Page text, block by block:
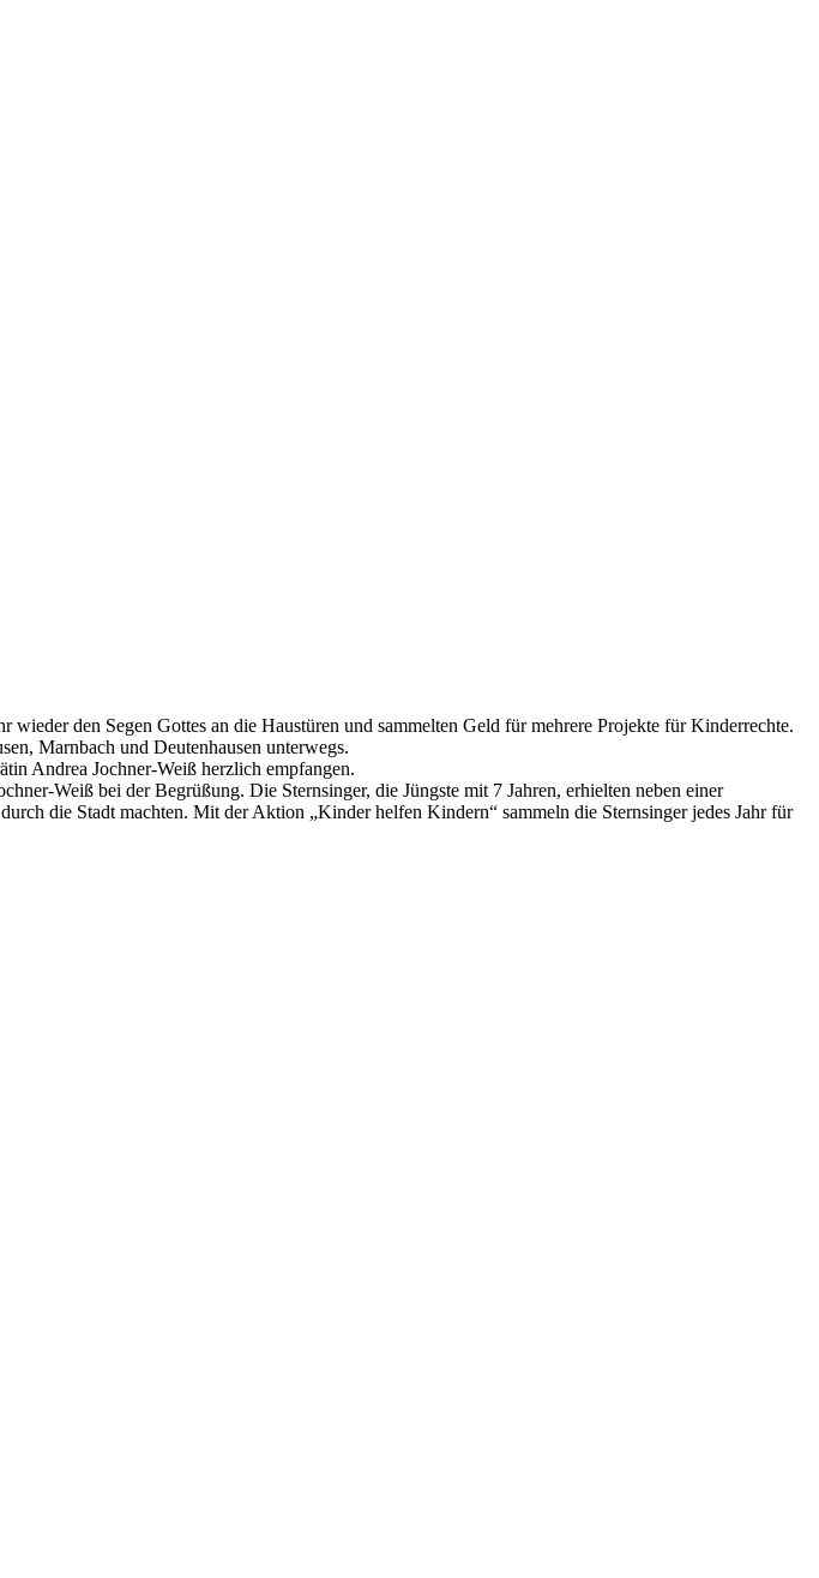
den Segen Gottes an die Haustüren und sammelten Geld für mehrere Projekte für Kinderrechte.
Marnbach und Deutenhausen unterwegs.
Andrea Jochner-Weiß herzlich empfangen.
Weiß bei der Begrüßung. Die Sternsinger, die Jüngste mit 7 Jahren, erhielten neben einer
die Stadt machten. Mit der Aktion „Kinder helfen Kindern“ sammeln die Sternsinger jedes Jahr für